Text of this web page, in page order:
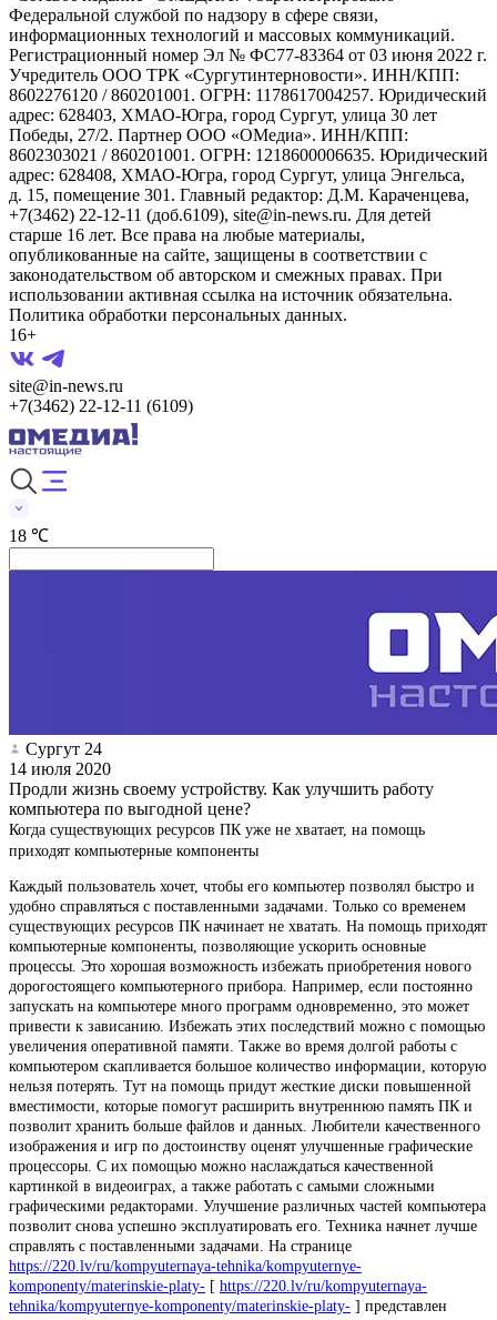
Федеральной службой по надзору в сфере связи,
информационных технологий и массовых коммуникаций.
Регистрационный номер Эл № ФС77-83364 от 03 июня 2022 г.
Учредитель ООО ТРК «Сургутинтерновости». ИНН/КПП:
8602276120 / 860201001. ОГРН: 1178617004257. Юридический
адрес: 628403, ХМАО-Югра, город Сургут, улица 30 лет
Победы, 27/2. Партнер ООО «ОМедиа». ИНН/КПП:
8602303021 / 860201001. ОГРН: 1218600006635. Юридический
адрес: 628408, ХМАО-Югра, город Сургут, улица Энгельса,
д. 15, помещение 301. Главный редактор: Д.М. Караченцева,
+7(3462) 22-12-11 (доб.6109), site@in-news.ru. Для детей
старше 16 лет. Все права на любые материалы,
опубликованные на сайте, защищены в соответствии с
законодательством об авторском и смежных правах. При
использовании активная ссылка на источник обязательна.
Политика обработки персональных данных.
16+
site@in-news.ru
+7(3462) 22-12-11 (6109)
18 ℃
Сургут 24
14 июля 2020
Продли жизнь своему устройству. Как улучшить работу
компьютера по выгодной цене?
Когда существующих ресурсов ПК уже не хватает, на помощь
приходят компьютерные компоненты
Каждый пользователь хочет, чтобы его компьютер позволял быстро и
удобно справляться с поставленными задачами. Только со временем
существующих ресурсов ПК начинает не хватать. На помощь приходят
компьютерные компоненты, позволяющие ускорить основные
процессы. Это хорошая возможность избежать приобретения нового
дорогостоящего компьютерного прибора. Например, если постоянно
запускать на компьютере много программ одновременно, это может
привести к зависанию. Избежать этих последствий можно с помощью
увеличения оперативной памяти. Также во время долгой работы с
компьютером скапливается большое количество информации, которую
нельзя потерять. Тут на помощь придут жесткие диски повышенной
вместимости, которые помогут расширить внутреннюю память ПК и
позволит хранить больше файлов и данных. Любители качественного
изображения и игр по достоинству оценят улучшенные графические
процессоры. С их помощью можно наслаждаться качественной
картинкой в видеоиграх, а также работать с самыми сложными
графическими редакторами. Улучшение различных частей компьютера
позволит снова успешно эксплуатировать его. Техника начнет лучше
справлять с поставленными задачами. На странице
https://220.lv/ru/kompyuternaya-tehnika/kompyuternye-
komponenty/materinskie-platy- [ https://220.lv/ru/kompyuternaya-
tehnika/kompyuternye-komponenty/materinskie-platy- ] представлен